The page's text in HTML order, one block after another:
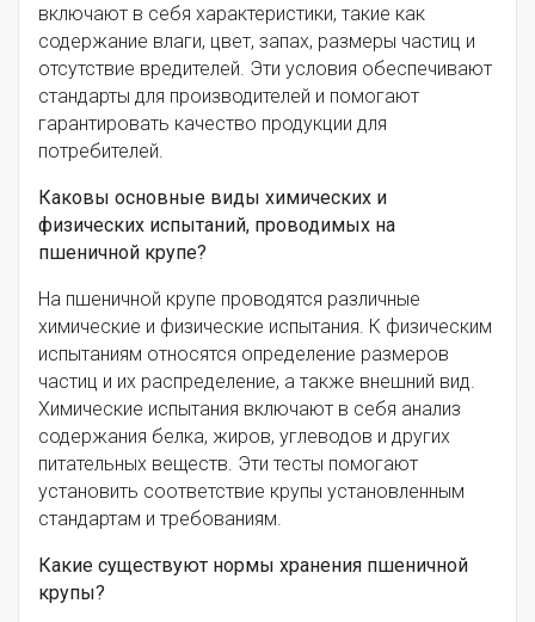
включают в себя характеристики, такие как
содержание влаги, цвет, запах, размеры частиц и
отсутствие вредителей. Эти условия обеспечивают
стандарты для производителей и помогают
гарантировать качество продукции для
потребителей.
Каковы основные виды химических и
физических испытаний, проводимых на
пшеничной крупе?
На пшеничной крупе проводятся различные
химические и физические испытания. К физическим
испытаниям относятся определение размеров
частиц и их распределение, а также внешний вид.
Химические испытания включают в себя анализ
содержания белка, жиров, углеводов и других
питательных веществ. Эти тесты помогают
установить соответствие крупы установленным
стандартам и требованиям.
Какие существуют нормы хранения пшеничной
крупы?